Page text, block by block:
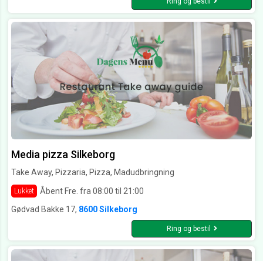
Media pizza Silkeborg
Take Away, Pizzaria, Pizza, Madudbringning
Lukket
Åbent Fre. fra 08:00 til 21:00
Gødvad Bakke 17, 8600 Silkeborg
Ring og bestil